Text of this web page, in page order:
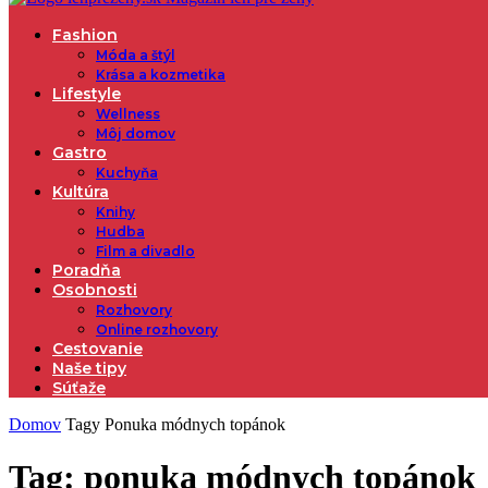
Fashion
Móda a štýl
Krása a kozmetika
Lifestyle
Wellness
Môj domov
Gastro
Kuchyňa
Kultúra
Knihy
Hudba
Film a divadlo
Poradňa
Osobnosti
Rozhovory
Online rozhovory
Cestovanie
Naše tipy
Súťaže
Domov Tagy Ponuka módnych topánok
Tag: ponuka módnych topánok